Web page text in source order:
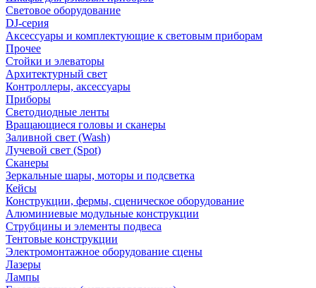
Световое оборудование
DJ-серия
Аксессуары и комплектующие к световым приборам
Прочее
Стойки и элеваторы
Архитектурный свет
Контроллеры, аксессуары
Приборы
Светодиодные ленты
Вращающиеся головы и сканеры
Заливной свет (Wash)
Лучевой свет (Spot)
Сканеры
Зеркальные шары, моторы и подсветка
Кейсы
Конструкции, фермы, сценическое оборудование
Алюминиевые модульные конструкции
Струбцины и элементы подвеса
Тентовые конструкции
Электромонтажное оборудование сцены
Лазеры
Лампы